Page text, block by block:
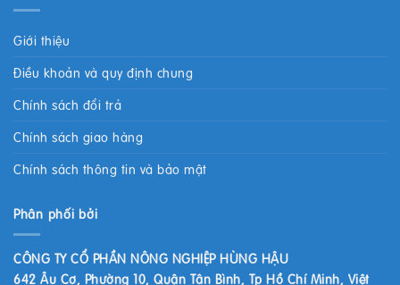
Giới thiệu
Điều khoản và quy định chung
Chính sách đổi trả
Chính sách giao hàng
Chính sách thông tin và bảo mật
Phân phối bởi
CÔNG TY CỔ PHẦN NÔNG NGHIỆP HÙNG HẬU
642 Âu Cơ, Phường 10, Quận Tân Bình, Tp Hồ Chí Minh, Việt